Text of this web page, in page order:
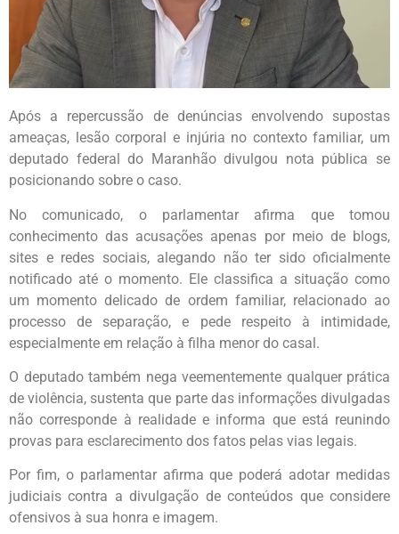
Após a repercussão de denúncias envolvendo supostas
ameaças, lesão corporal e injúria no contexto familiar, um
deputado federal do Maranhão divulgou nota pública se
posicionando sobre o caso.
No comunicado, o parlamentar afirma que tomou
conhecimento das acusações apenas por meio de blogs,
sites e redes sociais, alegando não ter sido oficialmente
notificado até o momento. Ele classifica a situação como
um momento delicado de ordem familiar, relacionado ao
processo de separação, e pede respeito à intimidade,
especialmente em relação à filha menor do casal.
O deputado também nega veementemente qualquer prática
de violência, sustenta que parte das informações divulgadas
não corresponde à realidade e informa que está reunindo
provas para esclarecimento dos fatos pelas vias legais.
Por fim, o parlamentar afirma que poderá adotar medidas
judiciais contra a divulgação de conteúdos que considere
ofensivos à sua honra e imagem.